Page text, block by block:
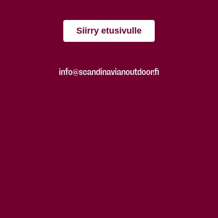
Siirry etusivulle
info@scandinavianoutdoor.fi